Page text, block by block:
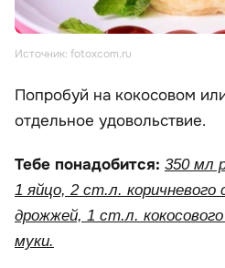
Источник: fotoxcom.ru
Попробуй на кокосовом
отдельное удовольствие.
Тебе понадобится: 350 мл
1 яйцо, 2 ст.л. коричневого
дрожжей, 1 ст.л.
муки.